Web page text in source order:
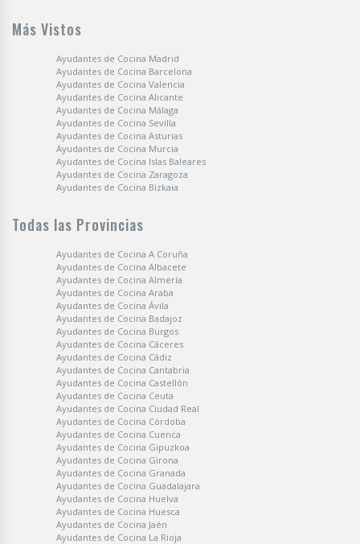
Más Vistos
Ayudantes de Cocina Madrid
Ayudantes de Cocina Barcelona
Ayudantes de Cocina Valencia
Ayudantes de Cocina Alicante
Ayudantes de Cocina Málaga
Ayudantes de Cocina Sevilla
Ayudantes de Cocina Asturias
Ayudantes de Cocina Murcia
Ayudantes de Cocina Islas Baleares
Ayudantes de Cocina Zaragoza
Ayudantes de Cocina Bizkaia
Todas las Provincias
Ayudantes de Cocina A Coruña
Ayudantes de Cocina Albacete
Ayudantes de Cocina Almería
Ayudantes de Cocina Araba
Ayudantes de Cocina Ávila
Ayudantes de Cocina Badajoz
Ayudantes de Cocina Burgos
Ayudantes de Cocina Cáceres
Ayudantes de Cocina Cádiz
Ayudantes de Cocina Cantabria
Ayudantes de Cocina Castellón
Ayudantes de Cocina Ceuta
Ayudantes de Cocina Ciudad Real
Ayudantes de Cocina Córdoba
Ayudantes de Cocina Cuenca
Ayudantes de Cocina Gipuzkoa
Ayudantes de Cocina Girona
Ayudantes de Cocina Granada
Ayudantes de Cocina Guadalajara
Ayudantes de Cocina Huelva
Ayudantes de Cocina Huesca
Ayudantes de Cocina Jaén
Ayudantes de Cocina La Rioja